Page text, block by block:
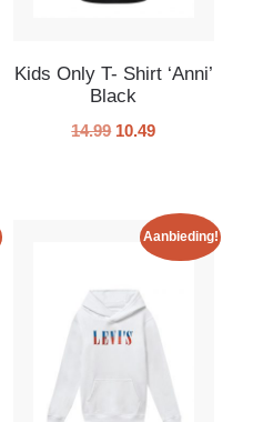
Kids Only T- Shirt ‘Anni’
Black
14.99 10.49
Aanbieding!